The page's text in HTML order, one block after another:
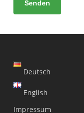
Deutsch
English
Impressum